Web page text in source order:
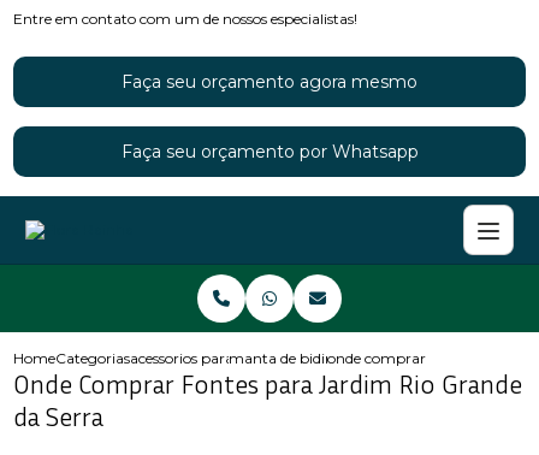
Entre em contato com um de nossos especialistas!
Faça seu orçamento agora mesmo
Faça seu orçamento por Whatsapp
HomeCategoriasacessorios para jardinsmanta de bidim para jardim
onde comprar fontes para
Onde Comprar Fontes para Jardim Rio Grande
da Serra